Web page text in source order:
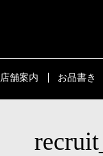
店舗案内 お品書き